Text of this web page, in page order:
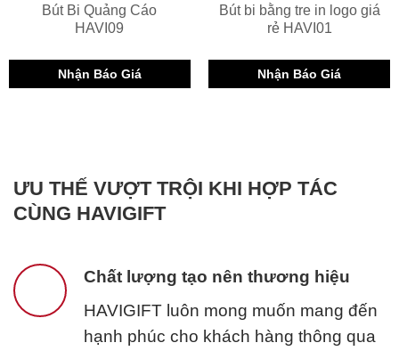
Bút Bi Quảng Cáo
HAVI09
Nhận Báo Giá
Bút bi bằng tre in logo giá
rẻ HAVI01
Nhận Báo Giá
ƯU THẾ VƯỢT TRỘI KHI HỢP TÁC
CÙNG HAVIGIFT
Chất lượng tạo nên thương hiệu
HAVIGIFT luôn mong muốn mang đến
hạnh phúc cho khách hàng thông qua